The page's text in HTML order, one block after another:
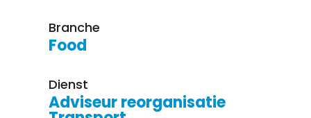
Branche
Food
Dienst
Adviseur reorganisatie